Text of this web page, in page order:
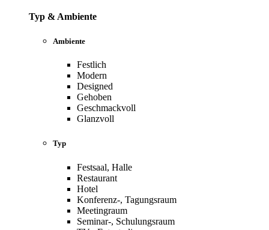
Typ & Ambiente
Ambiente
Festlich
Modern
Designed
Gehoben
Geschmackvoll
Glanzvoll
Typ
Festsaal, Halle
Restaurant
Hotel
Konferenz-, Tagungsraum
Meetingraum
Seminar-, Schulungsraum